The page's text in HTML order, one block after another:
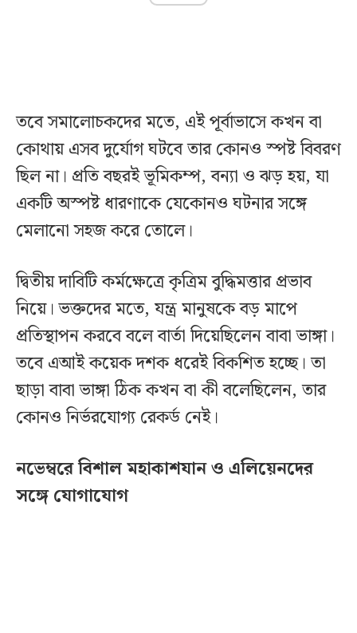
তবে সমালোচকদের মতে, এই পূর্বাভাসে কখন বা
কোথায় এসব দুর্যোগ ঘটবে তার কোনও স্পষ্ট বিবরণ
ছিল না। প্রতি বছরই ভূমিকম্প, বন্যা ও ঝড় হয়, যা
একটি অস্পষ্ট ধারণাকে যেকোনও ঘটনার সঙ্গে
মেলানো সহজ করে তোলে।
দ্বিতীয় দাবিটি কর্মক্ষেত্রে কৃত্রিম বুদ্ধিমত্তার প্রভাব
নিয়ে। ভক্তদের মতে, যন্ত্র মানুষকে বড় মাপে
প্রতিস্থাপন করবে বলে বার্তা দিয়েছিলেন বাবা ভাঙ্গা।
তবে এআই কয়েক দশক ধরেই বিকশিত হচ্ছে। তা
ছাড়া বাবা ভাঙ্গা ঠিক কখন বা কী বলেছিলেন, তার
কোনও নির্ভরযোগ্য রেকর্ড নেই।
নভেম্বরে বিশাল মহাকাশযান ও এলিয়েনদের
সঙ্গে যোগাযোগ